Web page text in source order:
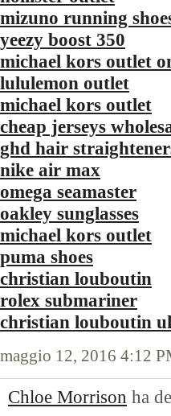
mizuno running
yeezy boost 350
michael kors outlet
lululemon outlet
michael kors outlet
cheap jerseys
ghd hair
nike air max
omega seamaster
oakley sunglasses
michael kors outlet
puma shoes
christian louboutin
rolex submariner
christian louboutin
maggio 12, 2016 4:12
Chloe Morrison ha